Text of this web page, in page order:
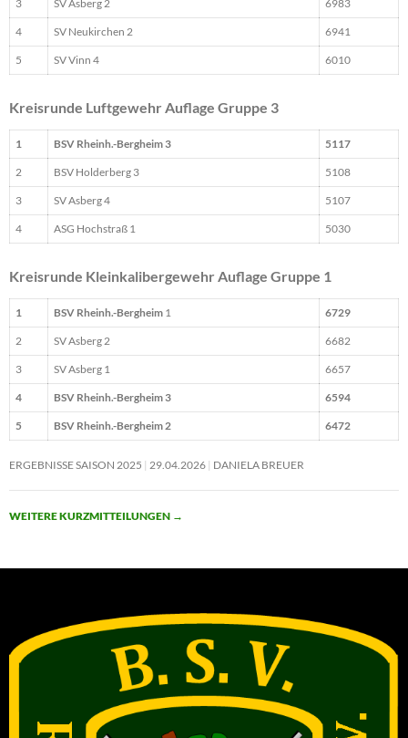
3 SV Asberg 2 6983
4 SV Neukirchen 2 6941
5 SV Vinn 4 6010
Kreisrunde Luftgewehr Auflage Gruppe 3
1 BSV Rheinh.-Bergheim 3 5117
2 BSV Holderberg 3 5108
3 SV Asberg 4 5107
4 ASG Hochstraß 1 5030
Kreisrunde Kleinkalibergewehr Auflage Gruppe 1
1 BSV Rheinh.-Bergheim 1 6729
2 SV Asberg 2 6682
3 SV Asberg 1 6657
4 BSV Rheinh.-Bergheim 3 6594
5 BSV Rheinh.-Bergheim 2 6472
ERGEBNISSE SAISON 2025 29.04.2026 DANIELA BREUER
WEITERE KURZMITTEILUNGEN →